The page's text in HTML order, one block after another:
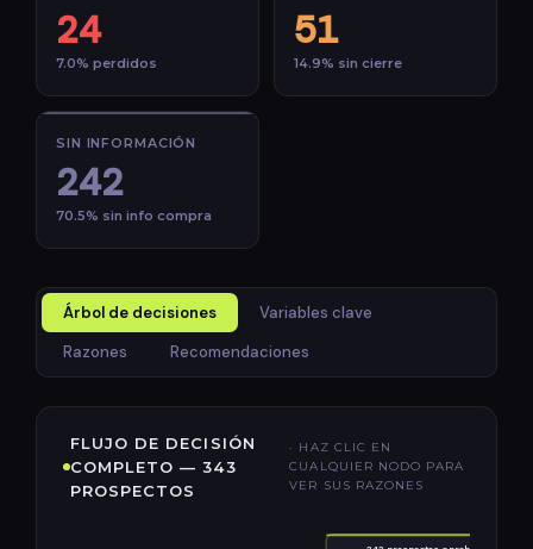
24
7.0% perdidos
51
14.9% sin cierre
SIN INFORMACIÓN
242
70.5% sin info compra
Árbol de decisiones
Variables clave
Razones
Recomendaciones
FLUJO DE DECISIÓN
COMPLETO — 343
PROSPECTOS
· HAZ CLIC EN
CUALQUIER NODO PARA
VER SUS RAZONES